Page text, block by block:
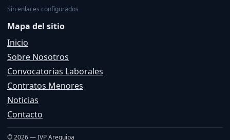
Sin enlaces configurados
Mapa del sitio
Inicio
Sobre Nosotros
Convocatorias Laborales
Contratos Menores
Noticias
Contacto
© 2026 — IVP Arequipa